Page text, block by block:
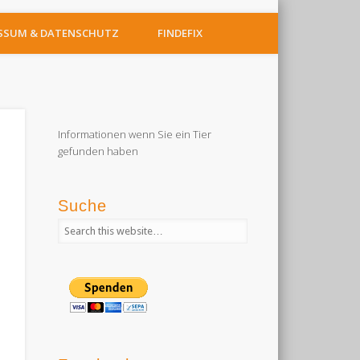
& DATENSCHUTZ FINDEFIX
Informationen wenn Sie ein Tier
gefunden haben
Suche